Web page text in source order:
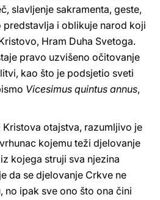
slavljenje sakramenta, geste,
predstavlja i oblikuje narod koji
Hram Duha Svetoga.
pravo uzvišeno očitovanje
kao što je podsjetio sveti
Vicesimus quintus annus,
otajstva, razumljivo je
kojemu teži djelovanje
kojega struji sva njezina
da se djelovanje Crkve ne
no ipak sve ono što ona čini